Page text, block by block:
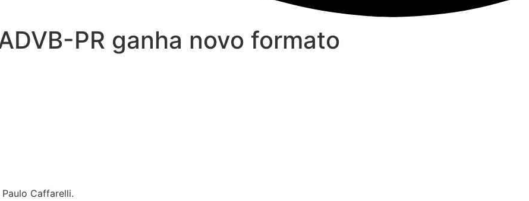
PR ganha novo formato
Paulo Caffarelli.